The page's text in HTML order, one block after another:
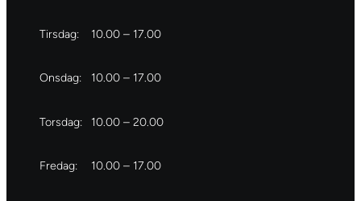
Tirsdag: 10.00 – 17.00
Onsdag: 10.00 – 17.00
Torsdag: 10.00 – 20.00
Fredag: 10.00 – 17.00